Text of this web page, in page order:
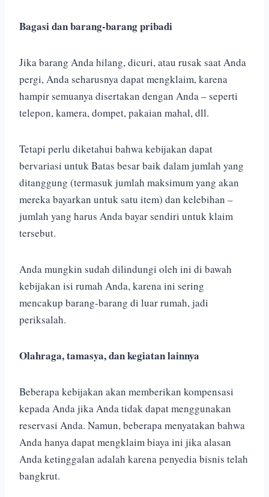
Bagasi dan barang-barang pribadi
Jika barang Anda hilang, dicuri, atau rusak saat Anda
pergi, Anda seharusnya dapat mengklaim, karena
hampir semuanya disertakan dengan Anda – seperti
telepon, kamera, dompet, pakaian mahal, dll.
Tetapi perlu diketahui bahwa kebijakan dapat
bervariasi untuk Batas besar baik dalam jumlah yang
ditanggung (termasuk jumlah maksimum yang akan
mereka bayarkan untuk satu item) dan kelebihan –
jumlah yang harus Anda bayar sendiri untuk klaim
tersebut.
Anda mungkin sudah dilindungi oleh ini di bawah
kebijakan isi rumah Anda, karena ini sering
mencakup barang-barang di luar rumah, jadi
periksalah.
Olahraga, tamasya, dan kegiatan lainnya
Beberapa kebijakan akan memberikan kompensasi
kepada Anda jika Anda tidak dapat menggunakan
reservasi Anda. Namun, beberapa menyatakan bahwa
Anda hanya dapat mengklaim biaya ini jika alasan
Anda ketinggalan adalah karena penyedia bisnis telah
bangkrut.